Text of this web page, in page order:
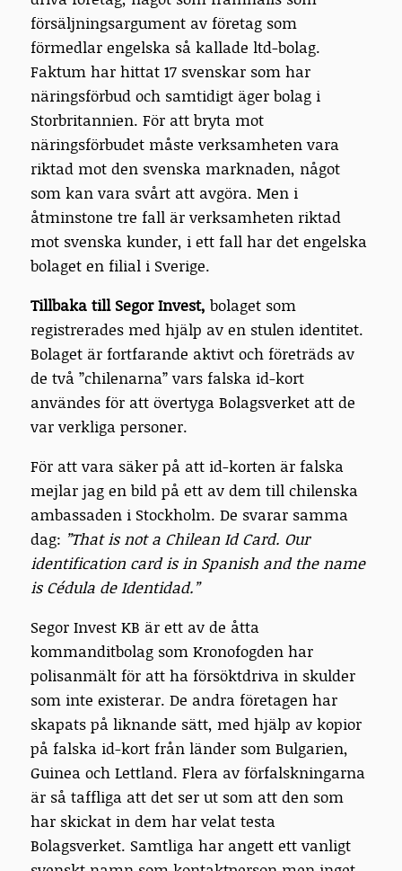
försäljningsargument av företag som
förmedlar engelska så kallade ltd-bolag.
Faktum har hittat 17 svenskar som har
näringsförbud och samtidigt äger bolag i
Storbritannien. För att bryta mot
näringsförbudet måste verksamheten vara
riktad mot den svenska marknaden, något
som kan vara svårt att avgöra. Men i
åtminstone tre fall är verksamheten riktad
mot svenska kunder, i ett fall har det engelska
bolaget en filial i Sverige.
Tillbaka till Segor Invest, bolaget som
registrerades med hjälp av en stulen identitet.
Bolaget är fortfarande aktivt och företräds av
de två ”chilenarna” vars falska id-kort
användes för att övertyga Bolagsverket att de
var verkliga personer.
För att vara säker på att id-korten är falska
mejlar jag en bild på ett av dem till chilenska
ambassaden i Stockholm. De svarar samma
dag: ”That is not a Chilean Id Card. Our
identification card is in Spanish and the name
is Cédula de Identidad.”
Segor Invest KB är ett av de åtta
kommanditbolag som Kronofogden har
polisanmält för att ha försöktdriva in skulder
som inte existerar. De andra företagen har
skapats på liknande sätt, med hjälp av kopior
på falska id-kort från länder som Bulgarien,
Guinea och Lettland. Flera av förfalskningarna
är så taffliga att det ser ut som att den som
har skickat in dem har velat testa
Bolagsverket. Samtliga har angett ett vanligt